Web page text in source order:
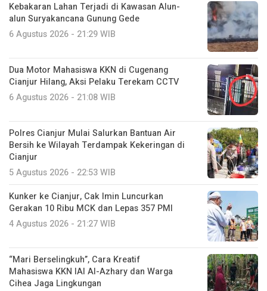
Kebakaran Lahan Terjadi di Kawasan Alun-
alun Suryakancana Gunung Gede
6 Agustus 2026 - 21:29 WIB
Dua Motor Mahasiswa KKN di Cugenang
Cianjur Hilang, Aksi Pelaku Terekam CCTV
6 Agustus 2026 - 21:08 WIB
Polres Cianjur Mulai Salurkan Bantuan Air
Bersih ke Wilayah Terdampak Kekeringan di
Cianjur
5 Agustus 2026 - 22:53 WIB
Kunker ke Cianjur, Cak Imin Luncurkan
Gerakan 10 Ribu MCK dan Lepas 357 PMI
4 Agustus 2026 - 21:27 WIB
“Mari Berselingkuh”, Cara Kreatif
Mahasiswa KKN IAI Al-Azhary dan Warga
Cihea Jaga Lingkungan